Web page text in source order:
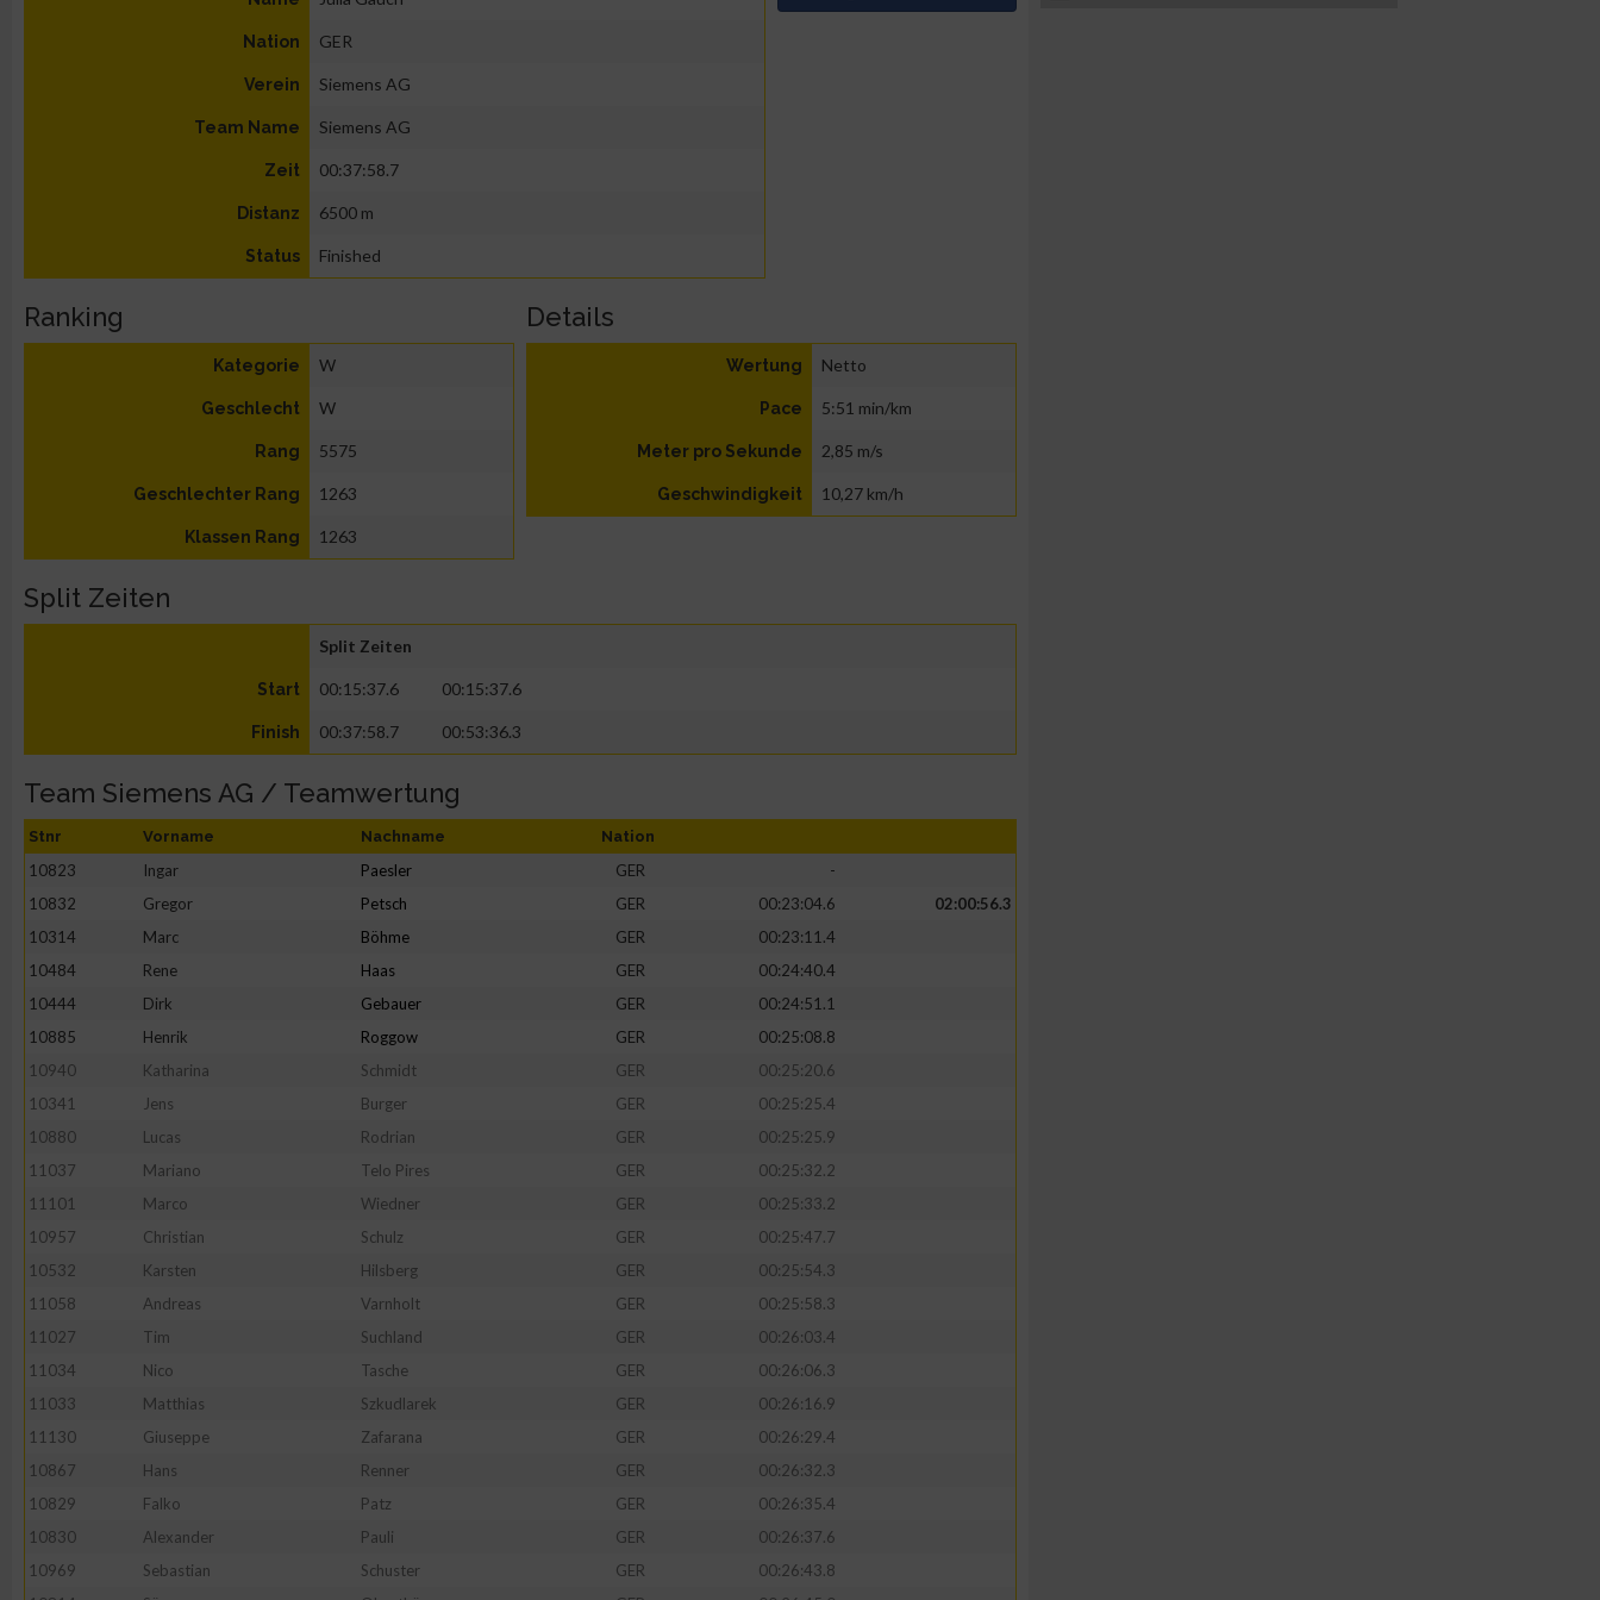
Nation GER
Verein Siemens AG
Team Name Siemens AG
Zeit 00:37:58.7
Distanz 6500 m
Status Finished
Ranking
Kategorie W
Geschlecht W
Rang 5575
Geschlechter Rang 1263
Klassen Rang 1263
Details
Wertung Netto
Pace 5:51 min/km
Meter pro Sekunde 2,85 m/s
Geschwindigkeit 10,27 km/h
Split Zeiten
Split Zeiten
Start 00:15:37.6 00:15:37.6
Finish 00:37:58.7 00:53:36.3
Team Siemens AG / Teamwertung
Stnr Vorname Nachname Nation
10823 Ingar Paesler GER
-
10832
Gregor Petsch GER 00:23:04.6
02:00:56.3
10314
Marc Böhme GER
00:23:11.4
10484
Rene Haas GER
00:24:40.4
10444
Dirk Gebauer GER
00:24:51.1
10885
Henrik Roggow GER
00:25:08.8
10940
Katharina Schmidt GER
00:25:20.6
10341
Jens Burger GER
00:25:25.4
10880
Lucas Rodrian GER
00:25:25.9
11037
Mariano Telo Pires GER
00:25:32.2
11101
Marco Wiedner GER
00:25:33.2
10957
Christian Schulz GER
00:25:47.7
10532
Karsten Hilsberg GER
00:25:54.3
11058
Andreas Varnholt GER
00:25:58.3
11027
Tim Suchland GER
00:26:03.4
11034
Nico Tasche GER
00:26:06.3
11033
Matthias Szkudlarek GER
00:26:16.9
11130
Giuseppe Zafarana GER
00:26:29.4
10867
Hans Renner GER
00:26:32.3
10829
Falko Patz GER
00:26:35.4
10830
Alexander Pauli GER
00:26:37.6
10969
Sebastian Schuster GER
00:26:43.8